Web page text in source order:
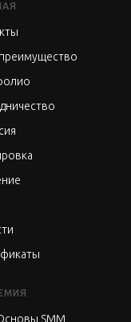
SMM